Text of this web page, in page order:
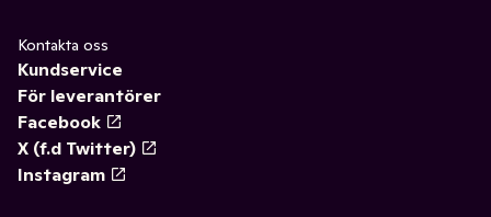
Kontakta oss
Kundservice
För leverantörer
Facebook
X (f.d Twitter)
Instagram